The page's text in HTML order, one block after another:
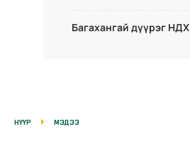
Багахангай дүүрэг НДХ
НҮҮР МЭДЭЭ